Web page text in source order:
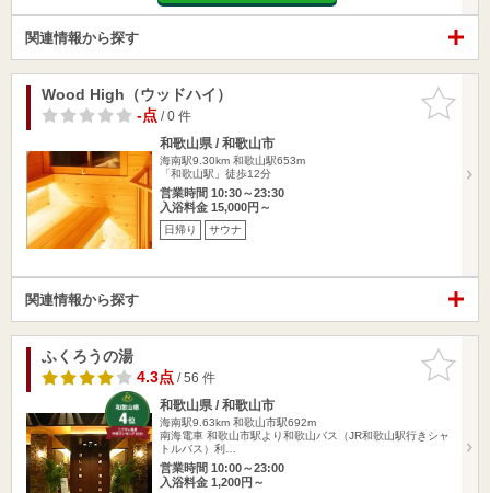
関連情報から探す
お気に入
りに追加
Wood High（ウッドハイ）
-点/ 0 件
和歌山県 / 和歌山市
海南駅9.30km 和歌山駅653m
「和歌山駅」徒歩12分
営業時間 10:30～23:30
入浴料金 15,000円～
日帰り サウナ
関連情報から探す
お気に入
りに追加
ふくろうの湯
4.3点/ 56 件
和歌山県 / 和歌山市
海南駅9.63km 和歌山市駅692m
南海電車 和歌山市駅より和歌山バス（JR和歌山駅行きシャ
トルバス）利…
営業時間 10:00～23:00
入浴料金 1,200円～